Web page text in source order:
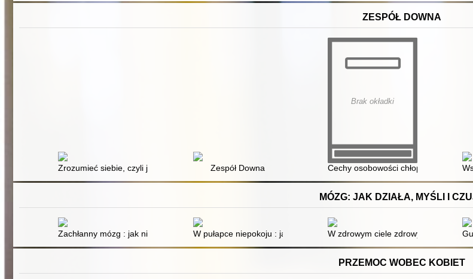
ZESPÓŁ DOWNA
Zrozumieć siebie, czyli jak w praktyce wspierać seksualność osób z zespołem Downa
Zespół Downa
Brak okładki
Cechy osobowości chłopców z
MÓZG: JAK DZIAŁA, MYŚLI I
Zachłanny mózg : jak nienasycony homo sapiens skazuje świat na zagładę
W pułapce niepokoju : jak przechytrzyć własny mózg i przestać się
W zdrowym ciele zdrowy mózg
PRZEMOC WOBEC KOBIET